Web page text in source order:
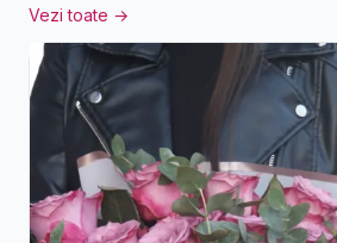
Vezi toate →